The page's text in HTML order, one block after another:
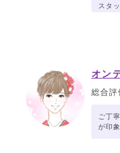
スタ
まだ
オン
総合評
ご丁
が印